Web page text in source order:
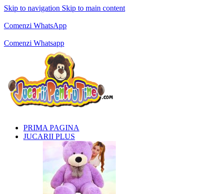
Skip to navigation Skip to main content
Comenzi WhatsApp
Comenzi Whatsapp
PRIMA PAGINA
JUCARII PLUS